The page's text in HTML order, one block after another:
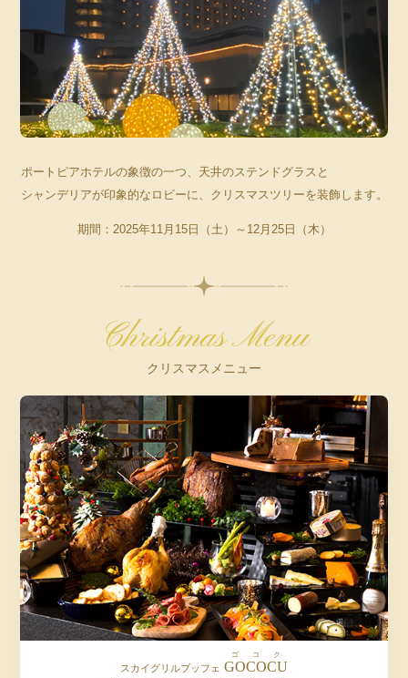
ポートピアホテルの象徴の一つ、天井のステンドグラスと
シャンデリアが印象的なロビーに、クリスマスツリーを装飾します。
期間：2025年11月15日（土）～12月25日（木）
Christmas Menu
クリスマスメニュー
スカイグリルブッフェ GOCOCU
ゴコク